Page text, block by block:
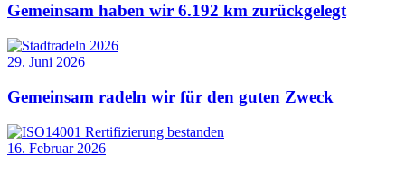
Gemeinsam haben wir 6.192 km zurückgelegt
29. Juni 2026
Gemeinsam radeln wir für den guten Zweck
16. Februar 2026